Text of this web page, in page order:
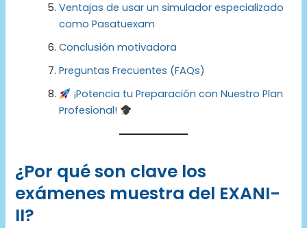
Ventajas de usar un simulador especializado
como Pasatuexam
Conclusión motivadora
Preguntas Frecuentes (FAQs)
¡Potencia tu Preparación con Nuestro Plan
Profesional!
¿Por qué son clave los
exámenes muestra del EXANI-
II?